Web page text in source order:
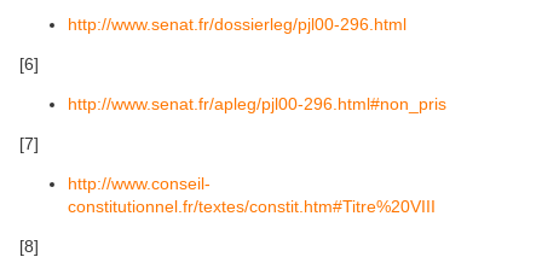
http://www.senat.fr/dossierleg/pjl00-296.html
[6]
http://www.senat.fr/apleg/pjl00-296.html#non_pris
[7]
http://www.conseil-
constitutionnel.fr/textes/constit.htm#Titre%20VIII
[8]